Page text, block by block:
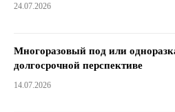
24.07.2026
Многоразовый под или
долгосрочной перспективе
14.07.2026